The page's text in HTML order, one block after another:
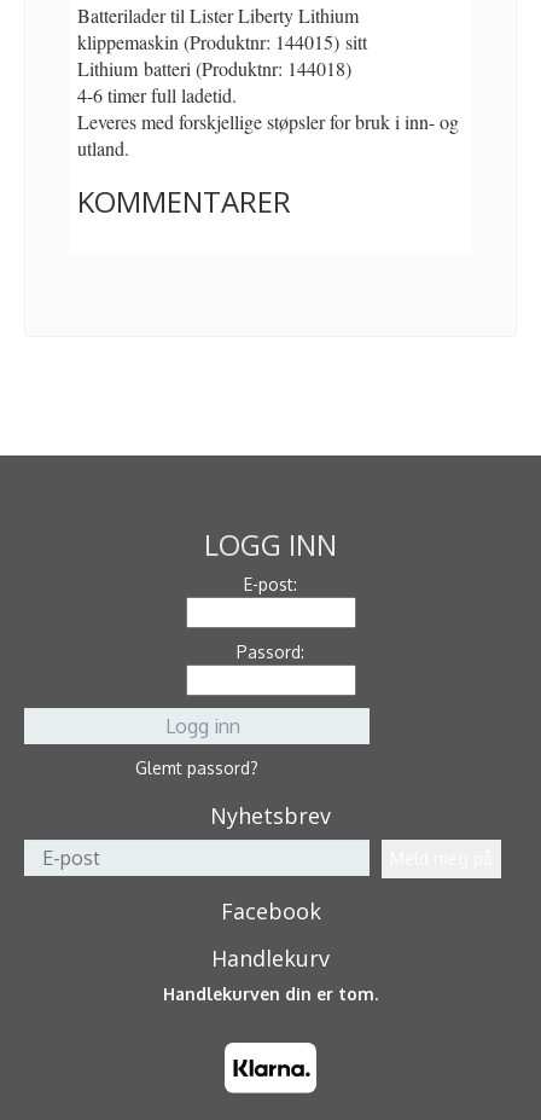
Batterilader til Lister Liberty Lithium
klippemaskin (Produktnr: 144015) sitt
Lithium batteri (Produktnr: 144018)
4-6 timer full ladetid.
Leveres med forskjellige støpsler for bruk i inn- og
utland.
KOMMENTARER
LOGG INN
E-post:
Passord:
Glemt passord?
Nyhetsbrev
Facebook
Handlekurv
Handlekurven din er tom.